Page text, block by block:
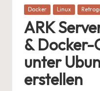
Posted
Docker Linux
ARK
& Docker-
unter
erstellen